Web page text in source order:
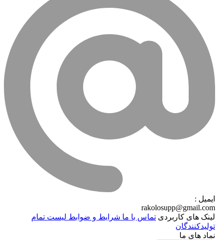
ایمیل :
rakolosupp@gmail.com
لینک های کاربردی تماس با ماشرایط و ضوابطلیست تمام
تولیدکنندگان
نماد های ما